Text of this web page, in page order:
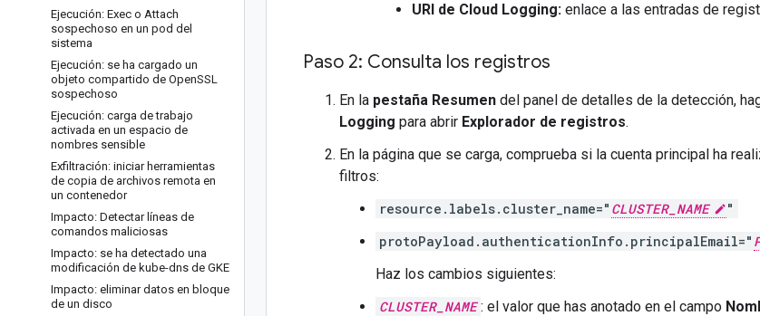
Ejecución: Exec o Attach
sospechoso en un pod del
sistema
Ejecución: se ha cargado un
objeto compartido de OpenSSL
sospechoso
Ejecución: carga de trabajo
activada en un espacio de
nombres sensible
Exfiltración: iniciar herramientas
de copia de archivos remota en
un contenedor
Impacto: Detectar líneas de
comandos maliciosas
Impacto: se ha detectado una
modificación de kube-dns de GKE
Impacto: eliminar datos en bloque
de un disco
URI de Cloud Logging: enlace a las entradas de
Paso 2: Consulta los registros
En la pestaña Resumen del panel de detalles de la detección,
Logging para abrir Explorador de registros.
En la página que se carga, comprueba si la cuenta principal ha
filtros:
resource.labels.cluster_name=" CLUSTER_NAME
"
protoPayload.authenticationInfo.principalEmail="
Haz los cambios siguientes:
CLUSTER_NAME : el valor que has anotado en el campo